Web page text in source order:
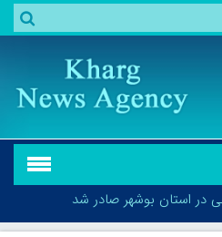
در استان بوشهر صادر شد